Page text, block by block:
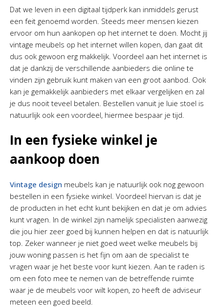
Dat we leven in een digitaal tijdperk kan inmiddels gerust
een feit genoemd worden. Steeds meer mensen kiezen
ervoor om hun aankopen op het internet te doen. Mocht jij
vintage meubels op het internet willen kopen, dan gaat dit
dus ook gewoon erg makkelijk. Voordeel aan het internet is
dat je dankzij de verschillende aanbieders die online te
vinden zijn gebruik kunt maken van een groot aanbod. Ook
kan je gemakkelijk aanbieders met elkaar vergelijken en zal
je dus nooit teveel betalen. Bestellen vanuit je luie stoel is
natuurlijk ook een voordeel, hiermee bespaar je tijd.
In een fysieke winkel je
aankoop doen
Vintage design meubels kan je natuurlijk ook nog gewoon
bestellen in een fysieke winkel. Voordeel hiervan is dat je
de producten in het echt kunt bekijken en dat je om advies
kunt vragen. In de winkel zijn namelijk specialisten aanwezig
die jou hier zeer goed bij kunnen helpen en dat is natuurlijk
top. Zeker wanneer je niet goed weet welke meubels bij
jouw woning passen is het fijn om aan de specialist te
vragen waar je het beste voor kunt kiezen. Aan te raden is
om een foto mee te nemen van de betreffende ruimte
waar je de meubels voor wilt kopen, zo heeft de adviseur
meteen een goed beeld.